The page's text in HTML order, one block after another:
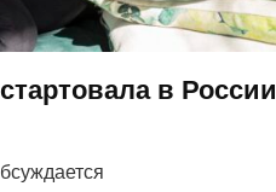
в России